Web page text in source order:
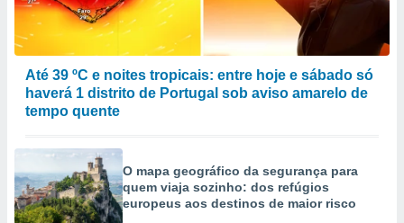
Até 39 ºC e noites tropicais: entre hoje e sábado só
haverá 1 distrito de Portugal sob aviso amarelo de
tempo quente
O mapa geográfico da segurança para
quem viaja sozinho: dos refúgios
europeus aos destinos de maior risco